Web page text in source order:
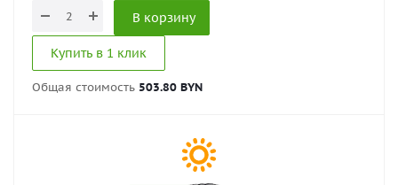
В корзину
Купить в 1 клик
Общая стоимость 503.80 BYN